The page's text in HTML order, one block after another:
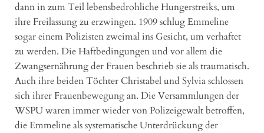
dann in zum Teil lebensbedrohliche Hungerstreiks, um
ihre Freilassung zu erzwingen. 1909 schlug Emmeline
sogar einem Polizisten zweimal ins Gesicht, um verhaftet
zu werden. Die Haftbedingungen und vor allem die
Zwangsernährung der Frauen beschrieb sie als traumatisch.
Auch ihre beiden Töchter Christabel und Sylvia schlossen
sich ihrer Frauenbewegung an. Die Versammlungen der
WSPU waren immer wieder von Polizeigewalt betroffen,
die Emmeline als systematische Unterdrückung der